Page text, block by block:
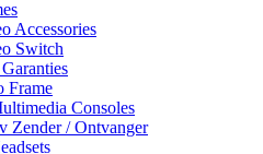
Accessories
Switch
Frame
Consoles
Zender / Ontvanger